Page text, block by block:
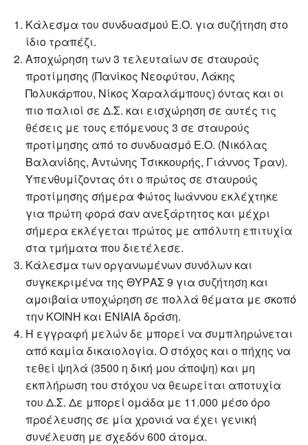
Κάλεσμα του συνδυασμού Ε.Ο. για συζήτηση στο
ίδιο τραπέζι.
Αποχώρηση των 3 τελευταίων σε σταυρούς
προτίμησης (Πανίκος Νεοφύτου, Λάκης
Πολυκάρπου, Νίκος Χαραλάμπους) όντας και οι
πιο παλιοί σε Δ.Σ. και εισχώρηση σε αυτές τις
θέσεις με τους επόμενους 3 σε σταυρούς
προτίμησης από το συνδυασμό Ε.Ο. (Νικόλας
Βαλανίδης, Αντώνης Τσικκουρής, Γιάννος Τραν).
Υπενθυμίζοντας ότι ο πρώτος σε σταυρούς
προτίμησης σήμερα Φώτος Ιωάννου εκλέχτηκε
για πρώτη φορά σαν ανεξάρτητος και μέχρι
σήμερα εκλέγεται πρώτος με απόλυτη επιτυχία
στα τμήματα που διετέλεσε.
Κάλεσμα των οργανωμένων συνόλων και
συγκεκριμένα της ΘΥΡΑΣ 9 για συζήτηση και
αμοιβαία υποχώρηση σε πολλά θέματα με σκοπό
την ΚΟΙΝΗ και ΕΝΙΑΙΑ δράση.
Η εγγραφή μελών δε μπορεί να συμπληρώνεται
από καμία δικαιολογία. Ο στόχος και ο πήχης να
τεθεί ψηλά (3500 η δική μου άποψη) και μη
εκπλήρωση του στόχου να θεωρείται αποτυχία
του Δ.Σ. Δε μπορεί ομάδα με 11.000 μέσο όρο
προέλευσης σε μία χρονιά να έχει γενική
συνέλευση με σχεδόν 600 άτομα.